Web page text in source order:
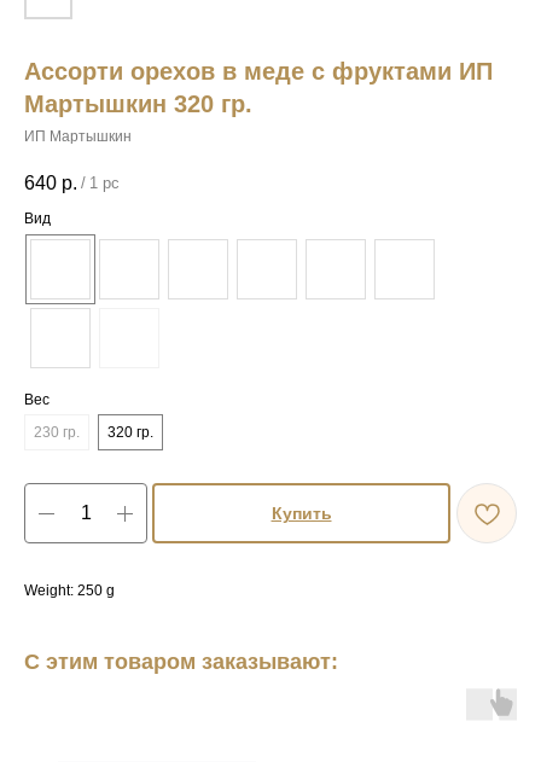
Ассорти орехов в меде с фруктами ИП
Мартышкин 320 гр.
ИП Мартышкин
640 р. / 1 pc
Вид
Вес
230 гр.
320 гр.
Купить
Weight: 250 g
С этим товаром заказывают: